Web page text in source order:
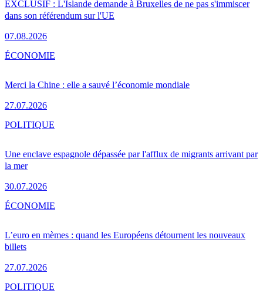
EXCLUSIF : L'Islande demande à Bruxelles de ne pas s'immiscer
dans son référendum sur l'UE
07.08.2026
Merci la Chine : elle a sauvé l’économie mondiale
27.07.2026
ÉCONOMIE
Une enclave espagnole dépassée par l'afflux de migrants arrivant par
la mer
30.07.2026
POLITIQUE
L’euro en mèmes : quand les Européens détournent les nouveaux
billets
27.07.2026
ÉCONOMIE
POLITIQUE